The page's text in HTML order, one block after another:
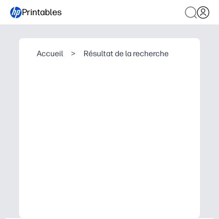
Printables
Accueil > Résultat de la recherche